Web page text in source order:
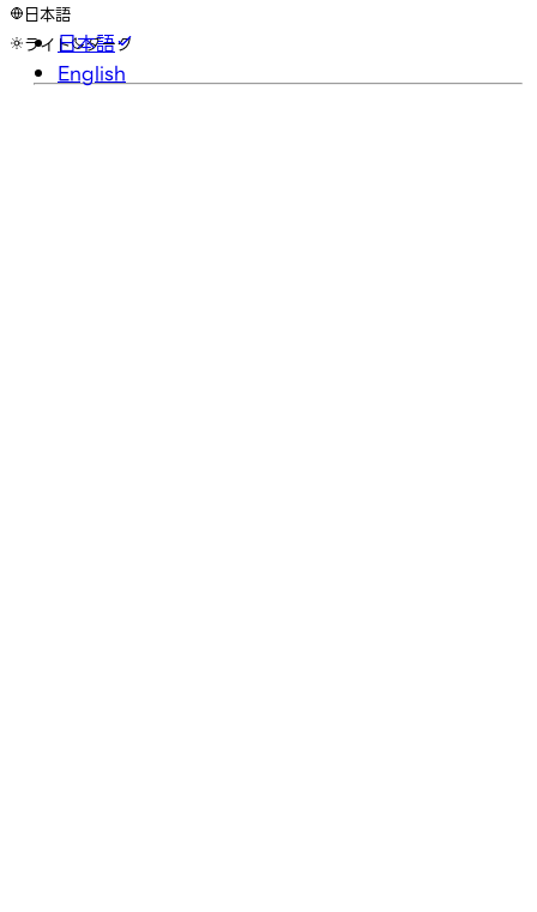
日本語
日本語
English
ライト ダーク